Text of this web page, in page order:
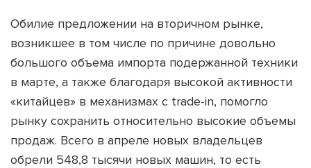
Обилие предложении на вторичном рынке,
возникшее в том числе по причине довольно
большого объема импорта подержанной техники
в марте, а также благодаря высокой активности
«китайцев» в механизмах с trade-in, помогло
рынку сохранить относительно высокие объемы
продаж. Всего в апреле новых владельцев
обрели 548,8 тысячи новых машин, то есть